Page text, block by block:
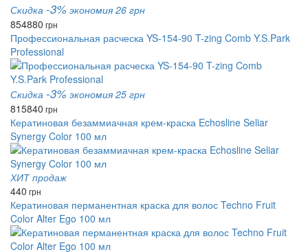
Скидка -3% экономия 26 грн
854880 грн
Профессиональная расческа YS-154-90 T-zing Comb Y.S.Park
Professional
Скидка -3% экономия 25 грн
815840 грн
Кератиновая безаммиачная крем-краска Echosline Seliar
Synergy Color 100 мл
ХИТ продаж
440 грн
Кератиновая перманентная краска для волос Techno Fruit
Color Alter Ego 100 мл